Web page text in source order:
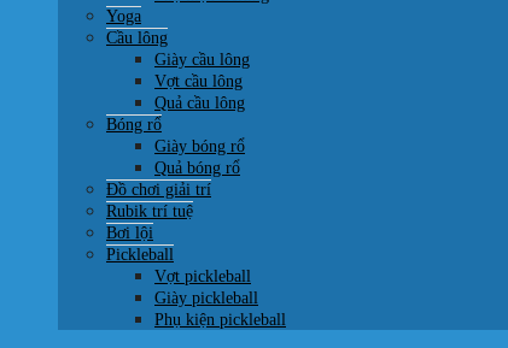
Yoga
Cầu lông
Giày cầu lông
Vợt cầu lông
Quả cầu lông
Bóng rổ
Giày bóng rổ
Quả bóng rổ
Đồ chơi giải trí
Rubik trí tuệ
Bơi lội
Pickleball
Vợt pickleball
Giày pickleball
Phụ kiện pickleball